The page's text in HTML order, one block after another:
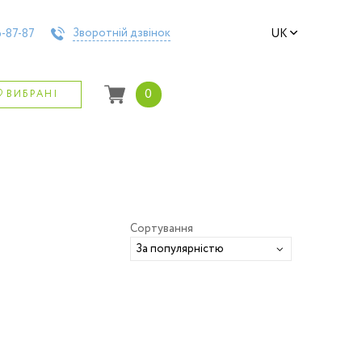
87-87 Зворотній дзвінок UK
ВИБРАНІ 0
Сортування